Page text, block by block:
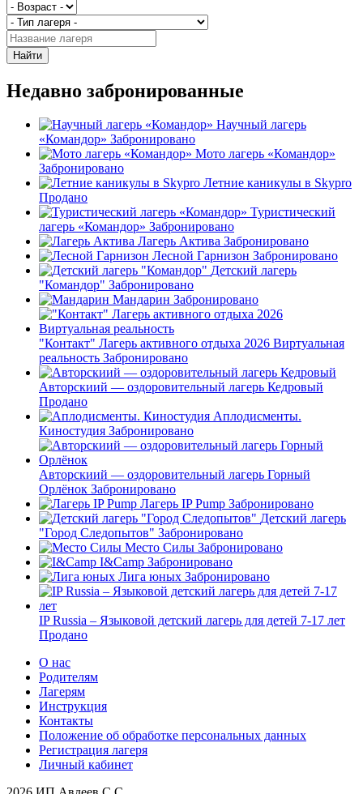
Найти
Недавно забронированные
Научный лагерь
«Командор» Забронировано
Мото лагерь «Командор»
Забронировано
Летние каникулы в Skypro
Продано
Туристический
лагерь «Командор» Забронировано
Лагерь Актива Забронировано
Лесной Гарнизон Забронировано
Детский лагерь
"Командор" Забронировано
Мандарин Забронировано
"Контакт" Лагерь активного отдыха 2026 Виртуальная
реальность Забронировано
Авторскиий — оздоровительный лагерь Кедровый
Продано
Аплодисменты.
Киностудия Забронировано
Авторскиий — оздоровительный лагерь Горный
Орлёнок Забронировано
Лагерь IP Pump Забронировано
Детский лагерь
"Город Следопытов" Забронировано
Место Силы Забронировано
I&Camp Забронировано
Лига юных Забронировано
IP Russia – Языковой детский лагерь для детей 7-17 лет
Продано
О нас
Родителям
Лагерям
Инструкция
Контакты
Положение об обработке персональных данных
Регистрация лагеря
Личный кабинет